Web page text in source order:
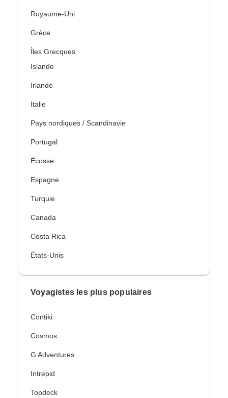
Royaume-Uni
Grèce
Îles Grecques
Islande
Irlande
Italie
Pays nordiques / Scandinavie
Portugal
Écosse
Espagne
Turquie
Canada
Costa Rica
États-Unis
Voyagistes les plus populaires
Contiki
Cosmos
G Adventures
Intrepid
Topdeck